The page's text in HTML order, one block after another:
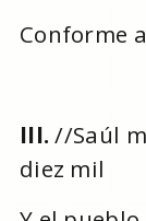
Conforme
III.//Saúl
diez mil